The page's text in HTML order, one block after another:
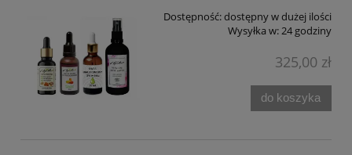
Dostępność:dostępny w dużej ilości
Wysyłka w:24 godziny
325,00 zł
do koszyka